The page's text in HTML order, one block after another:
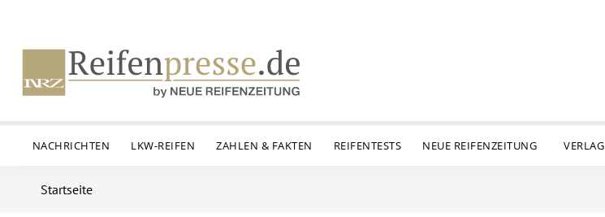
NACHRICHTEN LKW-REIFEN ZAHLEN & FAKTEN REIFENTESTS NEUE REIFENZEITUNG VERLAG
Startseite